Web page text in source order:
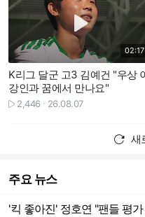
02:17
K리그 달군 고3 김예건 "우상
강인과 꿈에서 만나요"
2,446 26.08.07
새
주요 뉴스